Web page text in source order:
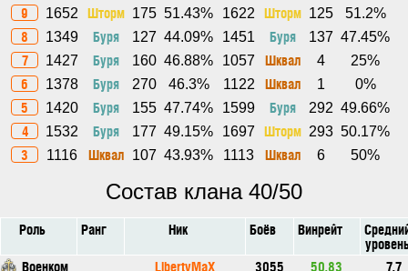
9 1652 Шторм 175 51.43% 1622 Шторм 125 51.2%
8 1349 Буря 127 44.09% 1451 Буря 137 47.45%
7 1427 Буря 160 46.88% 1057 Шквал 4 25%
6 1378 Буря 270 46.3% 1122 Шквал 1 0%
5 1420 Буря 155 47.74% 1599 Буря 292 49.66%
4 1532 Буря 177 49.15% 1697 Шторм 293 50.17%
3 1116 Шквал 107 43.93% 1113 Шквал 6 50%
Состав клана 40/50
Роль Ранг Ник Боёв Винрейт
Военком
LibertyMaX 3055 50.83
7.7